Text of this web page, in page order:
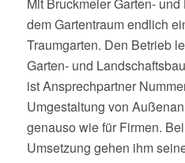
Mit Bruckmeier Garten-
dem Gartentraum endlich
Traumgarten. Den Betrieb
Garten- und
ist Ansprechpartner
Umgestaltung von
genauso wie für Firmen.
Umsetzung gehen ihm